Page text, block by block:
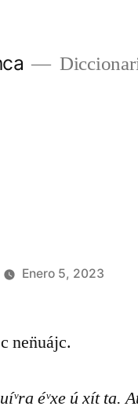
Enero 5, 2023
nen̈uájc.
éᵛxe ú xít ta.